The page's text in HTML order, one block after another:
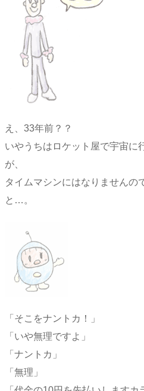
え、33年前？？
いやうちはロケット屋で宇宙に
が、
タイムマシンにはなりませんの
と…。
「そこをナントカ！」
「いや無理ですよ」
「ナントカ」
「無理」